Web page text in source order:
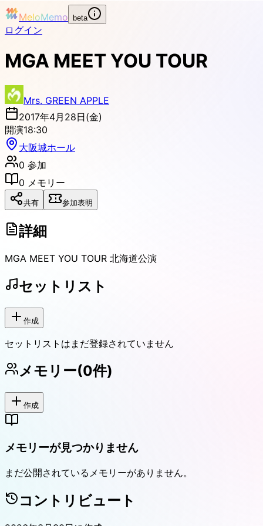
MeloMemo beta
ログイン
MGA MEET YOU TOUR
Mrs. GREEN APPLE
2017年4月28日(金)
開演18:30
大阪城ホール
0 参加
0 メモリー
共有 参加表明
詳細
MGA MEET YOU TOUR 北海道公演
セットリスト
作成
セットリストはまだ登録されていません
メモリー(0件)
作成
メモリーが見つかりません
まだ公開されているメモリーがありません。
コントリビュート